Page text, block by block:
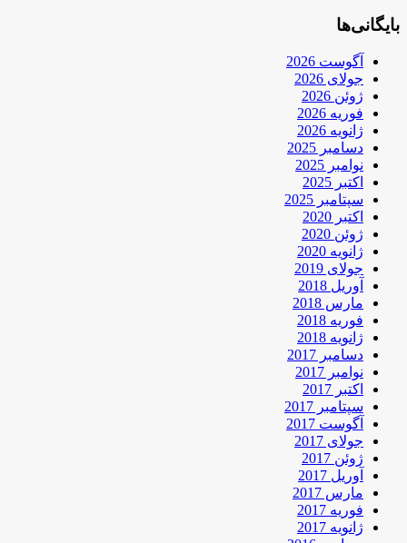
بایگانی‌ها
آگوست 2026
جولای 2026
ژوئن 2026
فوریه 2026
ژانویه 2026
دسامبر 2025
نوامبر 2025
اکتبر 2025
سپتامبر 2025
اکتبر 2020
ژوئن 2020
ژانویه 2020
جولای 2019
آوریل 2018
مارس 2018
فوریه 2018
ژانویه 2018
دسامبر 2017
نوامبر 2017
اکتبر 2017
سپتامبر 2017
آگوست 2017
جولای 2017
ژوئن 2017
آوریل 2017
مارس 2017
فوریه 2017
ژانویه 2017